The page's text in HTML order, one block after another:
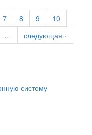
7 8 9
10
…
следующая ›
систему